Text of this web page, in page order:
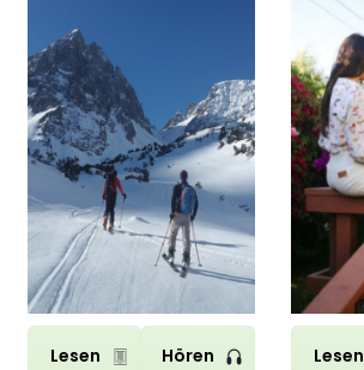
Lesen Hören Lesen